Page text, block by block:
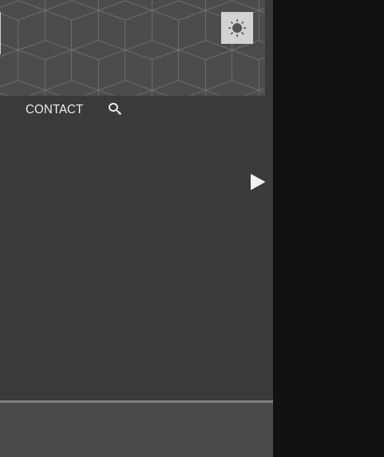

CONTACT
